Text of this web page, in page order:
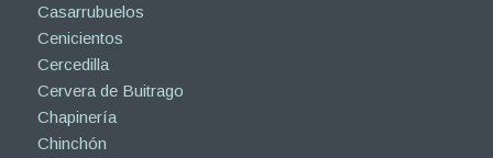
Casarrubuelos
Cenicientos
Cercedilla
Cervera de Buitrago
Chapinería
Chinchón